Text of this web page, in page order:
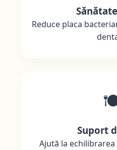
Reduce placa
Suport
Ajută la